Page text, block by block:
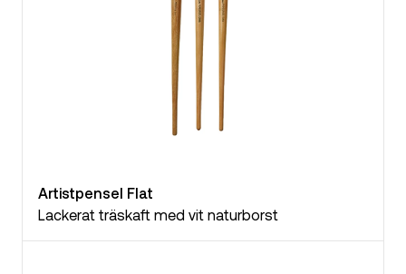
Artistpensel Flat
Lackerat träskaft med vit naturborst